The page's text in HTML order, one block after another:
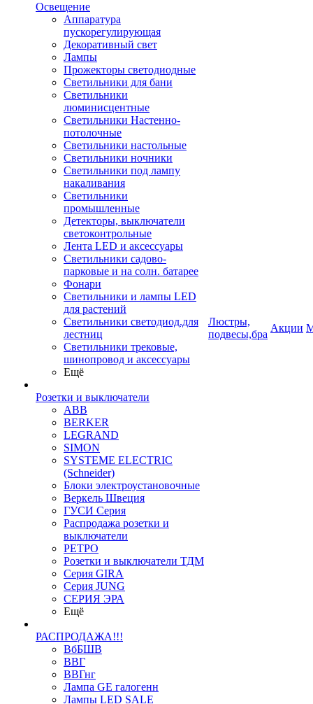
Освещение
Аппаратура
пускорегулирующая
Декоративный свет
Лампы
Прожекторы светодиодные
Светильники для бани
Светильники
люминисцентные
Светильники Настенно-
потолочные
Светильники настольные
Светильники ночники
Светильники под лампу
накаливания
Светильники
промышленные
Детекторы, выключатели
светоконтрольные
Лента LED и аксессуары
Светильники садово-
парковые и на солн. батарее
Фонари
Светильники и лампы LED
для растений
Светильники светодиод.для
лестниц
Светильники трековые,
шинопровод и аксессуары
Ещё
Розетки и выключатели
ABB
BERKER
LEGRAND
SIMON
SYSTEME ELECTRIC
(Schneider)
Блоки электроустановочные
Веркель Швеция
ГУСИ Серия
Распродажа розетки и
выключатели
РЕТРО
Розетки и выключатели ТДМ
Серия GIRA
Серия JUNG
СЕРИЯ ЭРА
Ещё
РАСПРОДАЖА!!!
ВбБШВ
ВВГ
ВВГнг
Лампа GE галогенн
Лампы LED SALE
Люстры,
подвесы,бра
Акции